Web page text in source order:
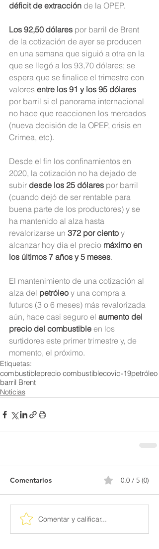
déficit de extracción de la OPEP.
Los 92,50 dólares por barril de Brent
de la cotización de ayer se producen
en una semana que siguió a otra en la
que se llegó a los 93,70 dólares; se
espera que se finalice el trimestre con
valores entre los 91 y los 95 dólares
por barril si el panorama internacional
no hace que reaccionen los mercados
(nueva decisión de la OPEP, crisis en
Crimea, etc).
Desde el fin los confinamientos en
2020, la cotización no ha dejado de
subir desde los 25 dólares por barril
(cuando dejó de ser rentable para
buena parte de los productores) y se
ha mantenido al alza hasta
revalorizarse un 372 por ciento y
alcanzar hoy día el precio máximo en
los últimos 7 años y 5 meses.
El mantenimiento de una cotización al
alza del petróleo y una compra a
futuros (3 o 6 meses) más revalorizada
aún, hace casi seguro el aumento del
precio del combustible en los
surtidores este primer trimestre y, de
momento, el próximo.
Etiquetas:
combustibleprecio combustiblecovid-19petróleo
barril Brent
Noticias
Comentarios 0.0 / 5 (0)
Comentar y calificar...